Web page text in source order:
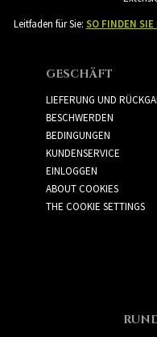
Leitfaden für Sie: SO FINDEN
GESCHÄFT
LIEFERUNG UND
BESCHWERDEN
BEDINGUNGEN
KUNDENSERVICE
EINLOGGEN
ABOUT COOKIES
THE COOKIE SETTINGS